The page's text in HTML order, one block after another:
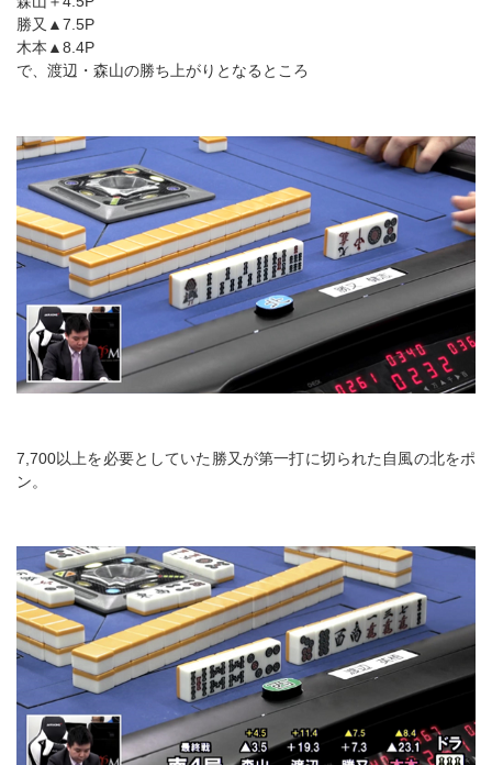
勝又▲7.5P
木本▲8.4P
で、渡辺・森山の勝ち上がりとなるところ
7,700以上を必要としていた勝又が第一打に切られた自風の北をポ
ン。